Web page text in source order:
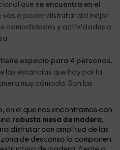
que se encuentra en el
vas a poder disfrutar del mejor
comodidades y actividades a
tiene espacio para 4 personas,
las estancias que hay por la
muy cómoda. Son las
en el que nos encontramos con
robusta mesa de madera,
disfrutar con amplitud de las
de descanso la componen